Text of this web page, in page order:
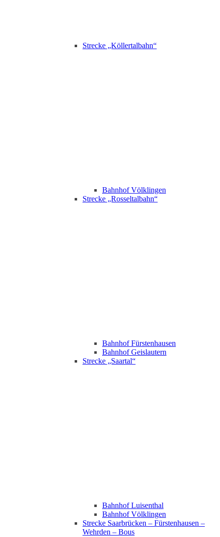
Strecke „Köllertalbahn“
Bahnhof Völklingen
Strecke „Rosseltalbahn“
Bahnhof Fürstenhausen
Bahnhof Geislautern
Strecke „Saartal“
Bahnhof Luisenthal
Bahnhof Völklingen
Strecke Saarbrücken – Fürstenhausen –
Wehrden – Bous